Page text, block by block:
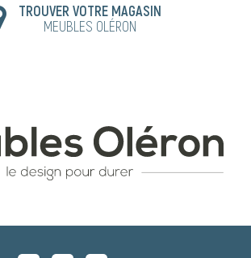
TROUVER VOTRE MAGASIN
MEUBLES OLÉRON